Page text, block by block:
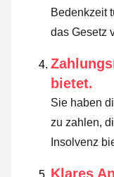
Bedenkzeit
das Gesetz
bietet.
Sie haben
zu zahlen,
Insolvenz
Klares